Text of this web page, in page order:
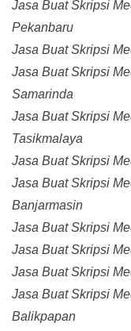
Jasa Buat Skripsi
Pekanbaru
Jasa Buat Skripsi
Jasa Buat Skripsi
Samarinda
Jasa Buat Skripsi
Tasikmalaya
Jasa Buat Skripsi
Jasa Buat Skripsi
Banjarmasin
Jasa Buat Skripsi
Jasa Buat Skripsi
Jasa Buat Skripsi
Jasa Buat Skripsi
Balikpapan